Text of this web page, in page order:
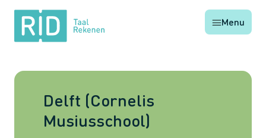
RID
Taal
Rekenen
Menu
Delft (Cornelis
Musiusschool)